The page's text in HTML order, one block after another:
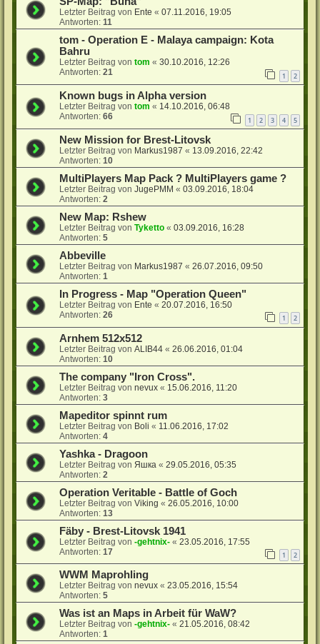
Letzter Beitrag von Ente «07.11.2016, 19:05
Antworten:11
tom - Operation E - Malaya campaign: Kota
Bahru
Letzter Beitrag vontom «30.10.2016, 12:26
Antworten:21 1 2
Known bugs in Alpha version
Letzter Beitrag vontom « 14.10.2016, 06:48
Antworten:66 1 2 3 4 5
New Mission for Brest-Litovsk
Letzter Beitrag von Markus1987 « 13.09.2016, 22:42
Antworten:10
MultiPlayers Map Pack ? MultiPlayers game ?
Letzter Beitrag vonJugePMM «03.09.2016, 18:04
Antworten:2
New Map: Rshew
Letzter Beitrag vonTyketto «03.09.2016, 16:28
Antworten:5
Abbeville
Letzter Beitrag von Markus1987 «26.07.2016, 09:50
Antworten:1
In Progress - Map "Operation Queen"
Letzter Beitrag von Ente «20.07.2016, 16:50
Antworten:26 1 2
Arnhem 512x512
Letzter Beitrag vonALIB44 «26.06.2016, 01:04
Antworten:10
The company "Iron Cross".
Letzter Beitrag vonnevux « 15.06.2016, 11:20
Antworten:3
Mapeditor spinnt rum
Letzter Beitrag von Boli « 11.06.2016, 17:02
Antworten:4
Yashka - Dragoon
Letzter Beitrag von Яшка «29.05.2016, 05:35
Antworten:2
Operation Veritable - Battle of Goch
Letzter Beitrag vonViking «26.05.2016, 10:00
Antworten:13
Fäby - Brest-Litovsk 1941
Letzter Beitrag von-gehtnix- «23.05.2016, 17:55
Antworten:17 1 2
WWM Maprohling
Letzter Beitrag vonnevux «23.05.2016, 15:54
Antworten:5
Was ist an Maps in Arbeit für WaW?
Letzter Beitrag von-gehtnix- «21.05.2016, 08:42
Antworten:1